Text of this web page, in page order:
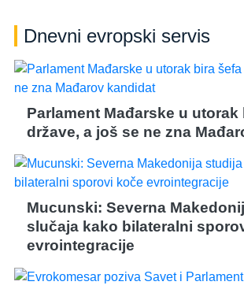
Dnevni evropski servis
Parlament Mađarske u utorak
države, a još se ne zna
Mucunski: Severna
slučaja kako bilateralni
evrointegracije